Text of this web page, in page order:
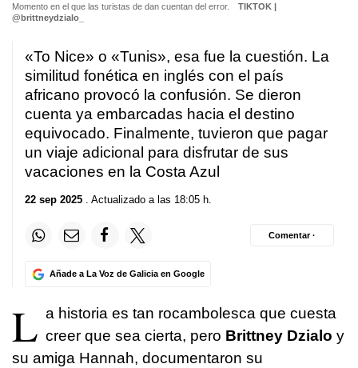
Momento en el que las turistas de dan cuentan del error.
TIKTOK |
@brittneydzialo_
«To Nice» o «Tunis», esa fue la cuestión. La
similitud fonética en inglés con el país
africano provocó la confusión. Se dieron
cuenta ya embarcadas hacia el destino
equivocado. Finalmente, tuvieron que pagar
un viaje adicional para disfrutar de sus
vacaciones en la Costa Azul
22 sep 2025 . Actualizado a las 18:05 h.
Añade a La Voz de Galicia en Google
Comentar ·
L a historia es tan rocambolesca que cuesta
creer que sea cierta, pero Brittney Dzialo y
su amiga Hannah, documentaron su